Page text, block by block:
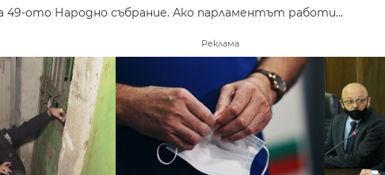
49-ото Народно събрание. Ако парламентът работи...
Реклама